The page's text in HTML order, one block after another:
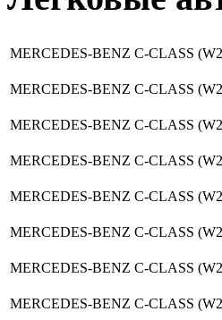
MERCEDES-BENZ C-CLASS
MERCEDES-BENZ C-CLASS
MERCEDES-BENZ C-CLASS
MERCEDES-BENZ C-CLASS
MERCEDES-BENZ C-CLASS
MERCEDES-BENZ C-CLASS
MERCEDES-BENZ C-CLASS
MERCEDES-BENZ C-CLASS